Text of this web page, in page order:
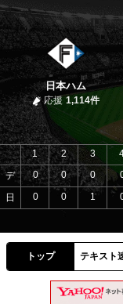
日本ハム
応援 1,114件
デ
日
1 2 3 4
0
0 0
0
0 1
トップ テキスト